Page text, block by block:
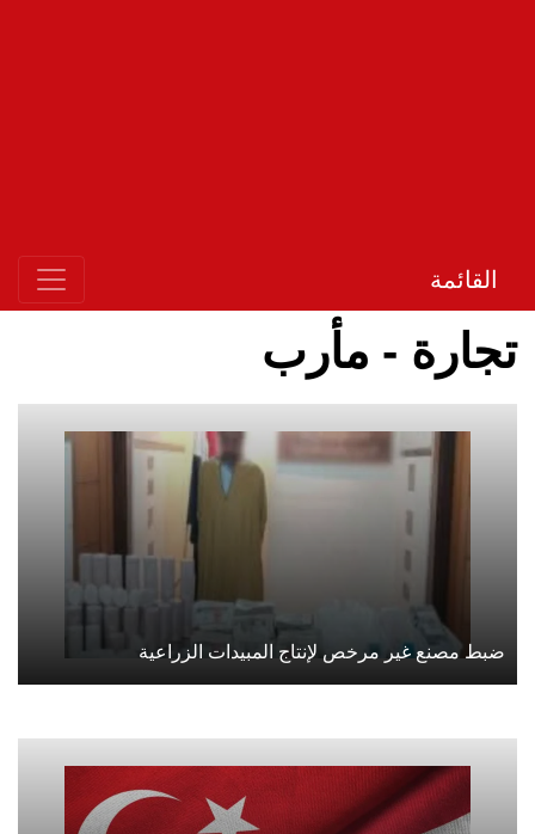
القائمة
تجارة - مأرب
ضبط مصنع غير مرخص لإنتاج المبيدات الزراعية